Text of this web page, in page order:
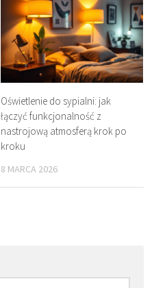
Oświetlenie do sypialni: jak
łączyć funkcjonalność z
nastrojową atmosferą krok po
kroku
8 MARCA 2026